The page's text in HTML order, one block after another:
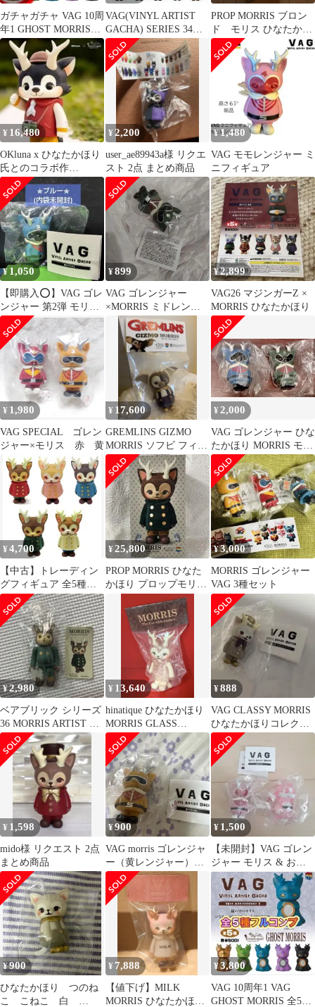
ガチャガチャ VAG 10周
年1 GHOST MORRIS
Gold
VAG(VINYL ARTIST
GACHA) SERIES 34
MORRIS(COMIC Ver.2)
｢２点セット｣
PROP MORRIS ブロン
ド モリス ひなたかほ
り つのねこ
¥ 16,480
OKluna x ひなたかほり
氏とのコラボ作
「TImothee – 5期色」
¥ 2,200
user_ae89943a様 リクエ
スト 2点 まとめ商品
¥1,480
VAG モモレンジャー ミ
ニフィギュア
¥ 1,050
【即購入⭕️】VAG ゴレ
ンジャー 第2弾 モリス
１種
¥899
VAG ゴレンジャー
×MORRIS ミドレンジ
ャー
¥2,899
VAG26 マジンガーZ ×
MORRIS ひなたかほり
¥ 1,980
VAG SPECIAL ゴレン
ジャー×モリス 赤 黄
¥ 17,600
GREMLINS GIZMO
MORRIS ソフビ フィギ
ュア ひなたかほり
¥ 2,000
VAG ゴレンジャー ひな
たかほり MORRIS モリ
ス
¥ 4,700
【中古】トレーディン
グフィギュア 全5種セ
ット 「VAG SERIES12
MORRIS」
¥ 25,800
PROP MORRIS ひなた
かほり プロップモリス
オリジナル つのねこ
¥3,000
MORRIS ゴレンジャー
VAG 3種セット
¥2,980
ベアブリック シリーズ
36 MORRIS ARTIST ひ
なたかほり 未開封
¥ 13,640
hinatique ひなたかほり
MORRIS GLASS
BEADS ORANGE
WF2022夏
¥888
VAG CLASSY MORRIS
ひなたかほりコレクシ
ョン
¥ 1,598
mido様 リクエスト 2点
まとめ商品
¥900
VAG morris ゴレンジャ
ー（黄レンジャー）ひ
なたかほり
¥ 1,500
【未開封】VAG ゴレン
ジャー モリス & おお
かみくん ピンク モモレ
ンジャー
¥900
ひなたかほり つのね
こ こねこ 白
¥ 7,888
【値下げ】MILK
MORRIS ひなたかほり
¥3,800
VAG 10周年1 VAG
GHOST MORRIS 全5種